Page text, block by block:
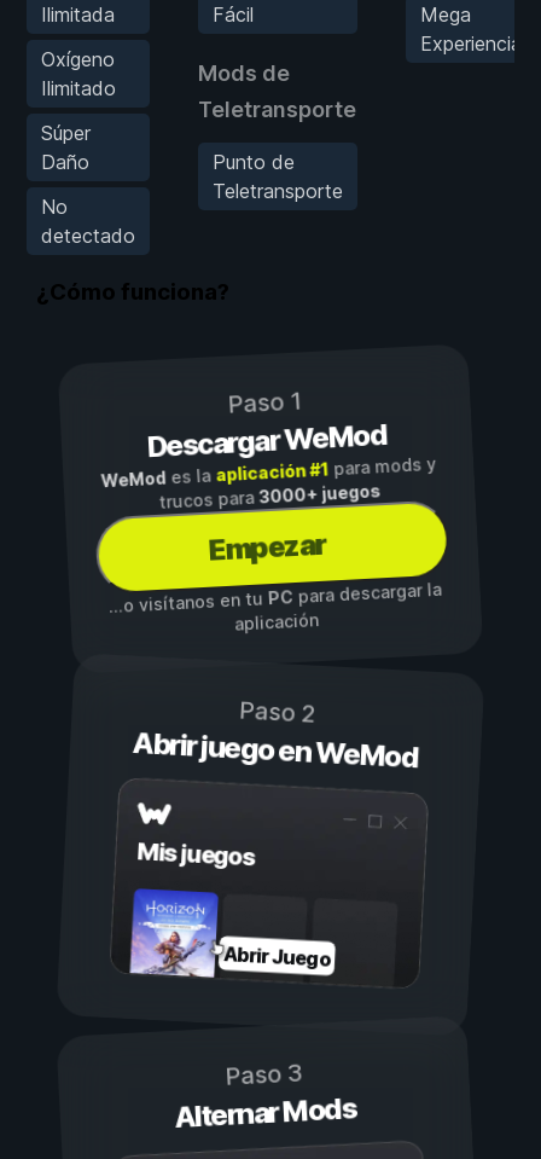
Ilimitada
Oxígeno
Ilimitado
Súper
Daño
No
detectado
Fácil
Mods de
Teletransporte
Punto de
Teletransporte
Mega
Experiencia
¿Cómo funciona?
Paso 1
Descargar WeMod
WeMod es la aplicación #1para mods y
trucos para3000+ juegos
Empezar
...o visítanos en tuPCpara descargar la
aplicación
Paso 2
Abrir juego en WeMod
Mis juegos
Abrir Juego
Paso 3
Alternar Mods